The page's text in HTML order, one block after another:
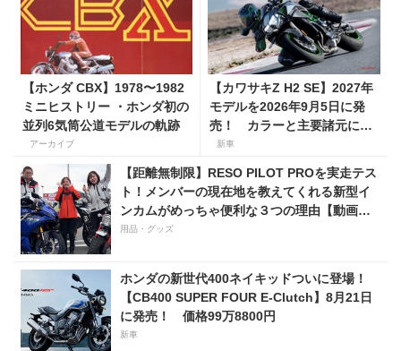
【ホンダ CBX】1978〜1982
ミニヒストリー ・ホンダ初の
並列6気筒公道モデルの軌跡
アーカイブ
【カワサキZ H2 SE】2027年
モデルを2026年9月5日に発
売！ カラーと主要諸元に変
更はなく、価格は据え置きの
新車
【距離無制限】RESO PILOT PROを実走テス
ト！メンバーの現在地を教えてくれる新型イ
ンカムがめっちゃ便利な３つの理由【動画付
き】
用品・グッズ
ホンダの新世代400ネイキッドついに登場！
【CB400 SUPER FOUR E-Clutch】8月21日
に発売！ 価格99万8800円
新車